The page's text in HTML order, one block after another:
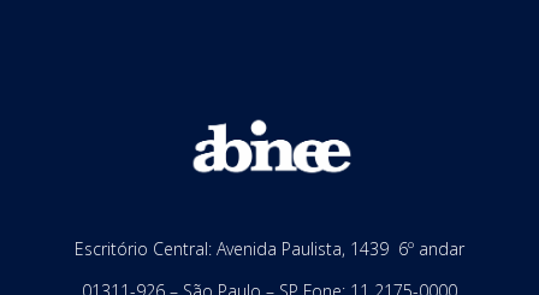
Escritório Central: Avenida Paulista, 1439 6º andar